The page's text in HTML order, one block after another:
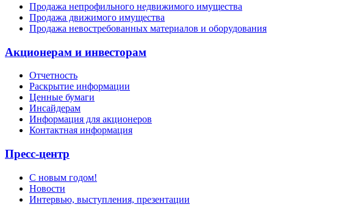
Продажа непрофильного недвижимого имущества
Продажа движимого имущества
Продажа невостребованных материалов и оборудования
Акционерам и инвесторам
Отчетность
Раскрытие информации
Ценные бумаги
Инсайдерам
Информация для акционеров
Контактная информация
Пресс-центр
С новым годом!
Новости
Интервью, выступления, презентации